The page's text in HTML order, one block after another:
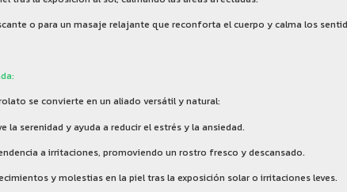
o para un masaje relajante que reconforta el cuerpo y calma los
se convierte en un aliado versátil y natural:
la serenidad y ayuda a reducir el estrés y la ansiedad.
a irritaciones, promoviendo un rostro fresco y descansado.
y molestias en la piel tras la exposición solar o irritaciones leves.